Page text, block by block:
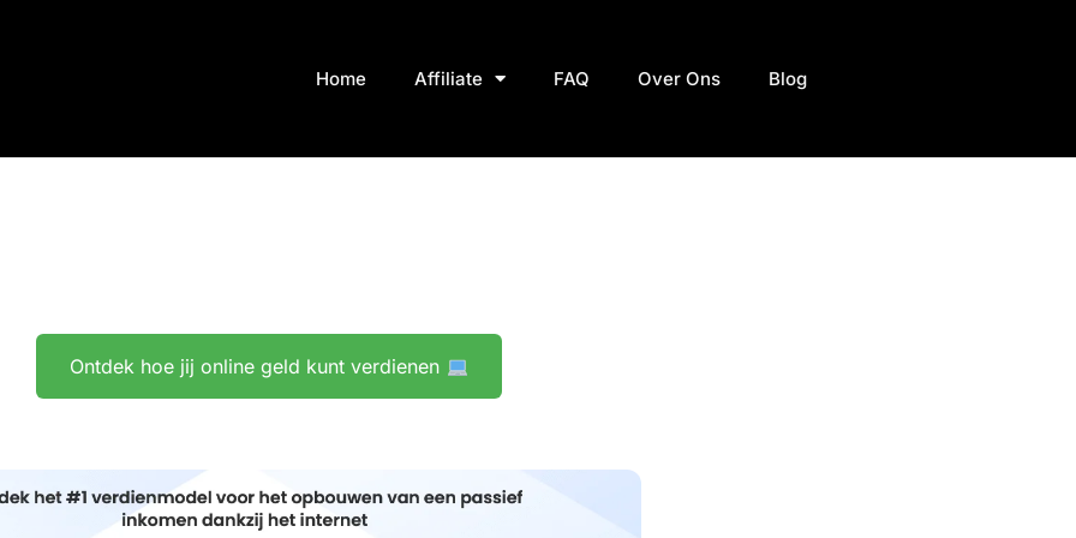
Home Affiliate FAQ Over Ons Blog
Ontdek hoe jij online geld kunt verdienen